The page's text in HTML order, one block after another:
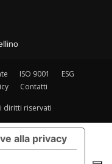
ISO 9001
ESG
Contatti
diritti riservati
alla privacy